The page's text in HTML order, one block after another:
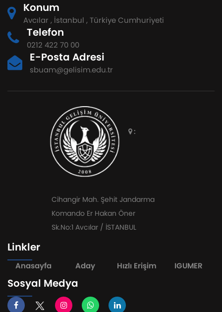
Konum
Avcılar , İstanbul , Türkiye Cumhuriyeti
Telefon
0212 422 70 00
E-Posta Adresi
sbuam@gelisim.edu.tr
:
Cihangir Mah. Şehit Jandarma
Komando Er Hakan Öner
Sk.No:1 Avcılar / İSTANBUL
Linkler
Anasayfa Aday Hızlı Erişim IGUMER
Sosyal Medya